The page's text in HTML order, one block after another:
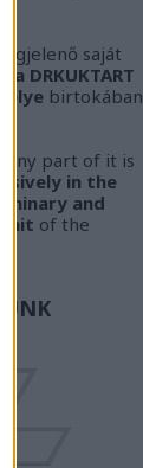
saját
a DRKUKTART
birtokában
any part of it is
in the
and
of the